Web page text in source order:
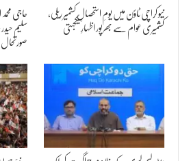
نیو کراچی ٹاؤن میں یومِ استحصالِ کشمیر ریلی،
کشمیری عوام سے بھرپور اظہارِ یکجہتی
حاجی محمد
سلیم
صورتحال